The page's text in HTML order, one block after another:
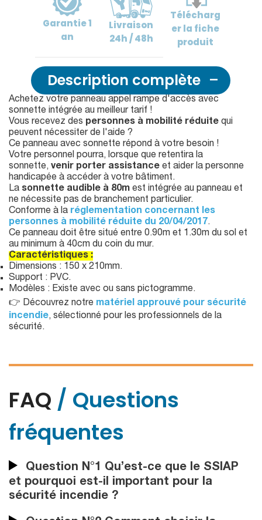
Garantie1
an
Livraison
24h / 48h
Télécharg
erla fiche
produit
Description complète
Achetez votre panneau appel rampe d'accès avec
sonnette intégrée au meilleur tarif !
Vous recevez des personnes à mobilité réduite qui
peuvent nécessiter de l'aide ?
Ce panneau avec sonnette répond à votre besoin !
Votre personnel pourra, lorsque que retentira la
sonnette, venir porter assistance et aider la personne
handicapée à accéder à votre bâtiment.
La sonnette audible à 80m est intégrée au panneau et
ne nécessite pas de branchement particulier.
Conforme à la réglementation concernant les
personnes à mobilité réduite du 20/04/2017.
Ce panneau doit être situé entre 0.90m et 1.30m du sol et
au minimum à 40cm du coin du mur.
Caractéristiques :
Dimensions : 150 x 210mm.
Support : PVC.
Modèles : Existe avec ou sans pictogramme.
👉 Découvrez notre matériel approuvé pour sécurité
incendie, sélectionné pour les professionnels de la
sécurité.
FAQ / Questions
fréquentes
Question N°1 Qu’est-ce que le SSIAP
et pourquoi est-il important pour la
sécurité incendie ?